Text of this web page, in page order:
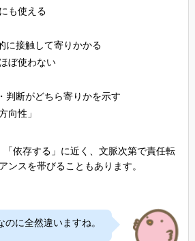
も使える
に接触して寄りかかる
ぼ使わない
判断がどちら寄りかを示す
向性」
「依存する」に近く、文脈次第で責任転
ンスを帯びることもあります。
に全然違いますね。